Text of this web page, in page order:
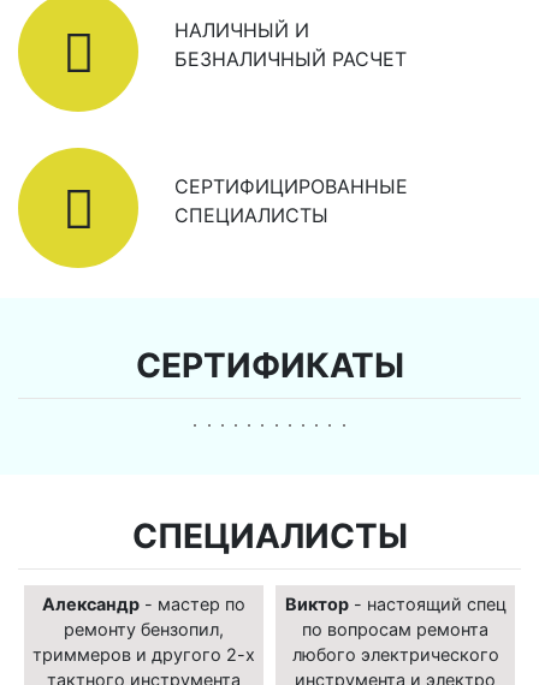
НАЛИЧНЫЙ И
БЕЗНАЛИЧНЫЙ РАСЧЕТ
СЕРТИФИЦИРОВАННЫЕ
СПЕЦИАЛИСТЫ
СЕРТИФИКАТЫ
СПЕЦИАЛИСТЫ
Александр - мастер по
ремонту бензопил,
триммеров и другого 2-х
тактного инструмента
Виктор- настоящий спец
по вопросам ремонта
любого электрического
инструмента и электро